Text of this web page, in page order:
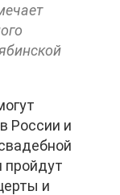
России и
пройдут
и